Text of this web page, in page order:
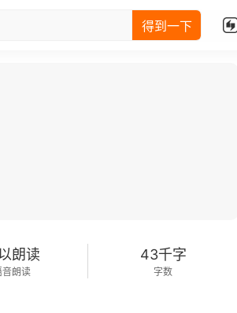
得到一下
朗读
音朗读
43千字
字数